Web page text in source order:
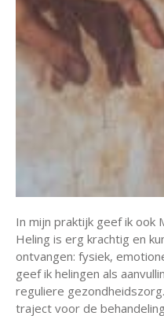
In mijn praktijk geef ik ook
Heling is erg krachtig en
ontvangen: fysiek,
geef ik helingen als
reguliere
traject voor de